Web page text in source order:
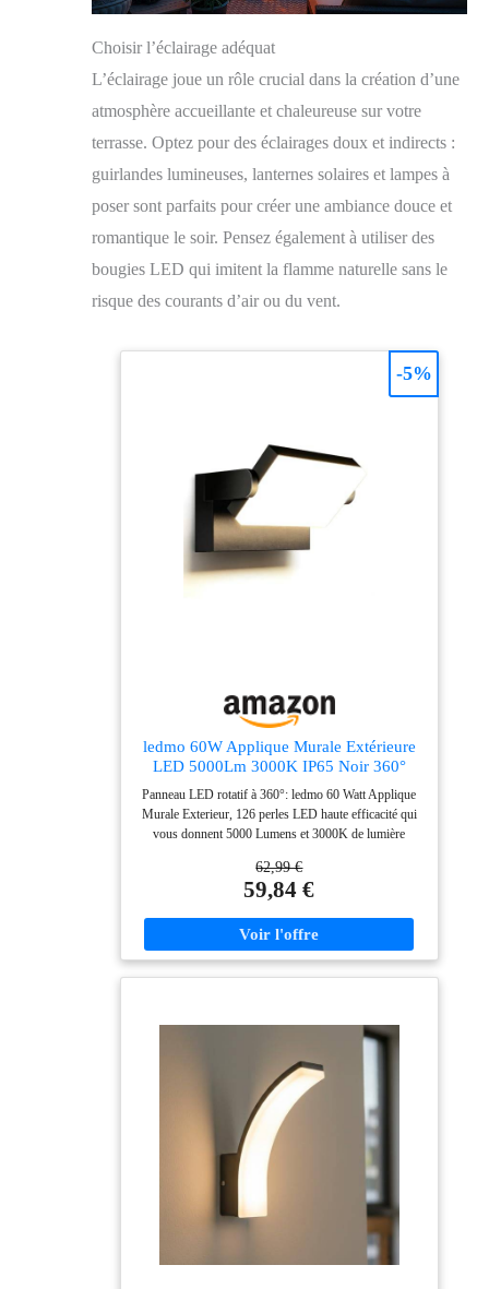
Choisir l’éclairage adéquat
L’éclairage joue un rôle crucial dans la création d’une
atmosphère accueillante et chaleureuse sur votre
terrasse. Optez pour des éclairages doux et indirects :
guirlandes lumineuses, lanternes solaires et lampes à
poser sont parfaits pour créer une ambiance douce et
romantique le soir. Pensez également à utiliser des
bougies LED qui imitent la flamme naturelle sans le
risque des courants d’air ou du vent.
ledmo 60W Applique Murale Extérieure
LED 5000Lm 3000K IP65 Noir 360°
Panneau LED rotatif à 360°: ledmo 60 Watt Applique
Murale Exterieur, 126 perles LED haute efficacité qui
vous donnent 5000 Lumens et 3000K de lumière
verticalement à 360 °. Vous pouvez ajuster l'angle
d'éclairage approprié selon vos besoins pour un
confortable. Étanche IP65: ledmo Applique Exterieur
Led est fabriquée en aluminium de haute qualité, c'est
extérieur est en aluminium de haute qualité, durable et
présente une résistance à haute température, une
résistance aux chocs et une transmittance lumineuse
élevée. Design Moderne: cette Appliques Murales avec
une surface noire mate a un design simple et donne une
impression élégante et moderne, elle s'adapte à
différents styles de décoration. Applique murale idéale
pour jardin, terrasse, balcon, salon, Chambre, salle à
manger, salle de bains, couloir, escalier, entrée.
Installation Facile: La livraison comprend les
instructions d'installation et le matériel d'installation,
vous pouvez facilement fixer projecteur extérieur LED
62,99 €
59,84 €
-5%